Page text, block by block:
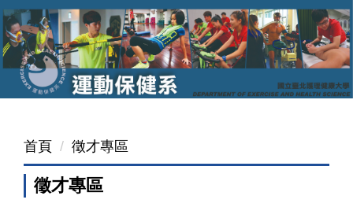
跳
到
要
內
首頁 徵才專區
徵才專區